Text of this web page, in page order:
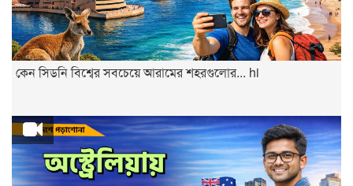
কেন সিডনি বিশ্বের সবচেয়ে আরামের শহরগুলোর... hi